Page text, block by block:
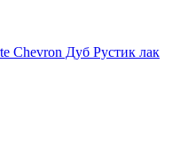
Chevron Дуб Рустик лак